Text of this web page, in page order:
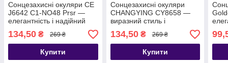
Сонцезахисні окуляри CE
J6642 C1-NO48 Prsr —
елегантність і надійний
захист
134,50 ₴ 269 ₴
Купити
Сонцезахисні окуляри
CHANGYING CY8658 —
виразний стиль і
максимальний захист від
сонця
134,50₴ 269 ₴
Купити